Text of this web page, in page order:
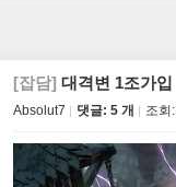
[잡담] 대격변 1조가입
Absolut7 댓글: 5 개 조회: